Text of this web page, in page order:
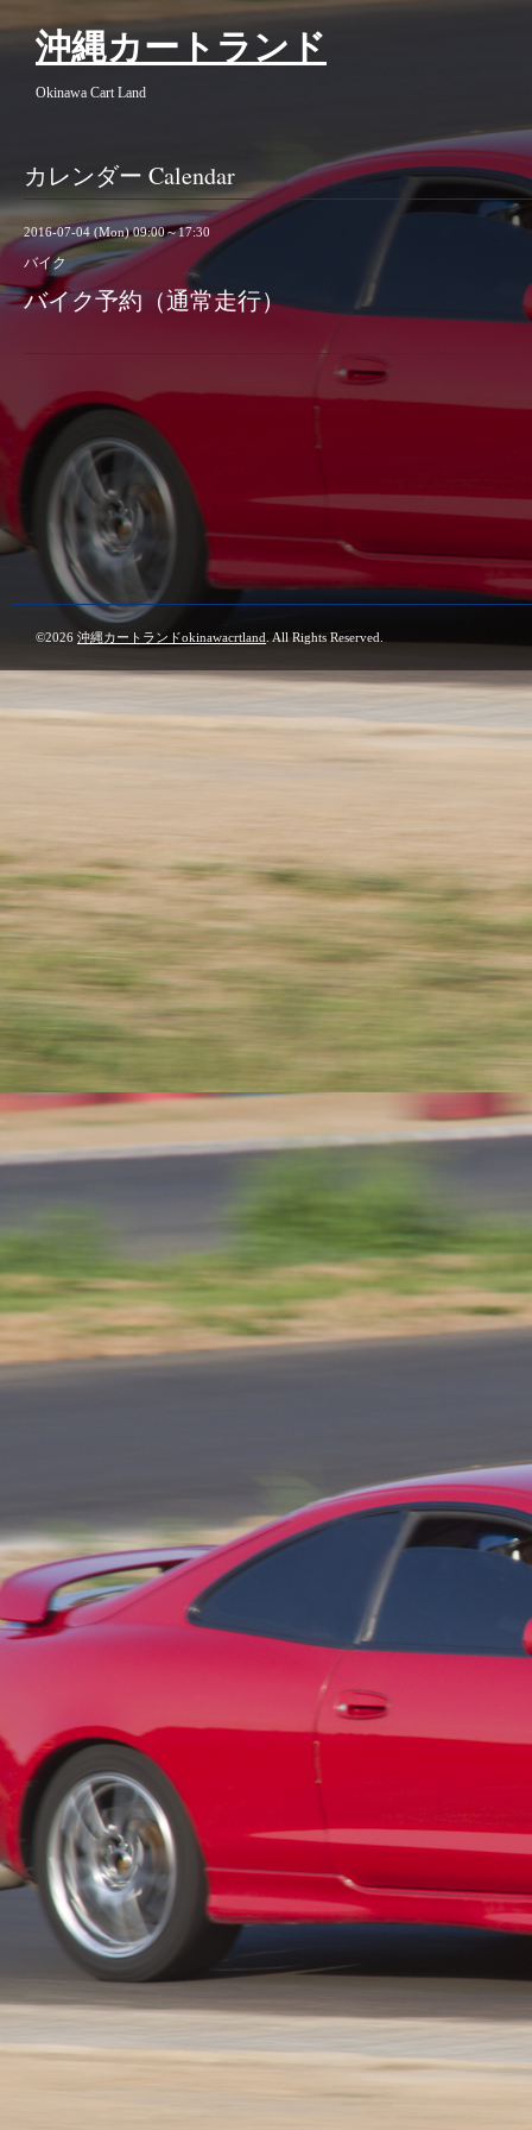
沖縄カートランド
Okinawa Cart Land
カレンダー Calendar
2016-07-04 (Mon) 09:00～17:30
バイク
バイク予約（通常走行）
©2026 沖縄カートランドokinawacrtland . All Rights Reserved.